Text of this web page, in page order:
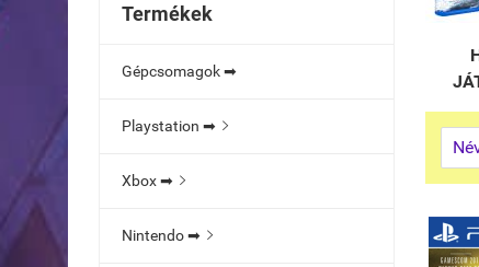
Termékek
Gépcsomagok ➡
Playstation ➡ 
Xbox ➡ 
Nintendo ➡ 